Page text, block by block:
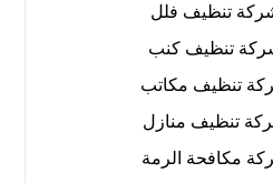
تنظيف فلل
تنظيف كنب
تنظيف مكاتب
تنظيف منازل
مكافحة الرمة